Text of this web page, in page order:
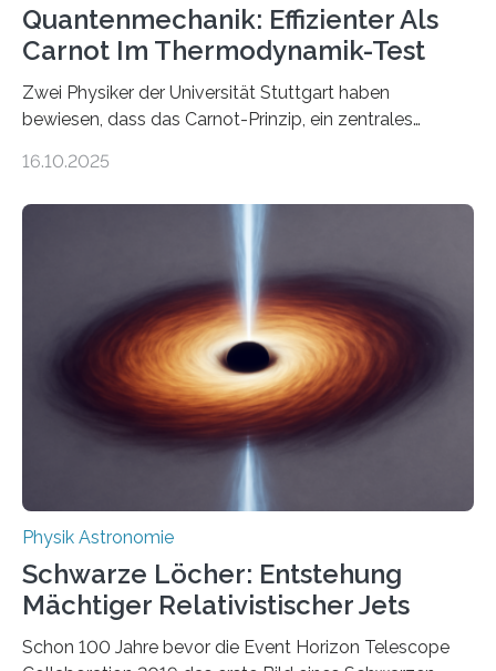
Quantenmechanik: Effizienter Als
Carnot Im Thermodynamik-Test
Zwei Physiker der Universität Stuttgart haben
bewiesen, dass das Carnot-Prinzip, ein zentrales
Größenordnung von Atomen gilt, deren physikalische
Quantenmotoren voranbringen. Das
Wissenschaftsjournal Science Advances veröffentlichte
die Herleitung. (DOI: 10.1126/sciadv.adw8462)
Verbrennungsmotoren oder Dampfturbinen sind
Wärmekraftmaschinen: Sie wandeln thermische
Energie in mechanische Bewegung um – oder anders
ausgedrückt, Wärme in Bewegung. In
quantenmechanischen Experimenten ist es in den…
16.10.2025
Physik Astronomie
Schwarze Löcher: Entstehung
Mächtiger Relativistischer Jets
Schon 100 Jahre bevor die Event Horizon Telescope